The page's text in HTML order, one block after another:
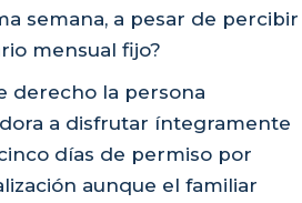
semana, a pesar de percibir
mensual fijo?
derecho la persona
a disfrutar íntegramente
días de permiso por
aunque el familiar